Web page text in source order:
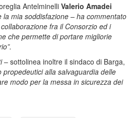
Antelminelli Valerio Amadei
la mia soddisfazione – ha commentato
fra il Consorzio ed i
che permette di portare migliorie
– sottolinea inoltre il sindaco di Barga,
propedeutici alla salvaguardia delle
modo per la messa in sicurezza dei